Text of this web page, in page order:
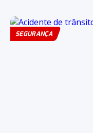
SEGURANÇA